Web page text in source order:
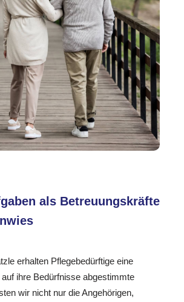
als Betreuungskräfte
erhalten Pflegebedürftige eine
ihre Bedürfnisse abgestimmte
wir nicht nur die Angehörigen,